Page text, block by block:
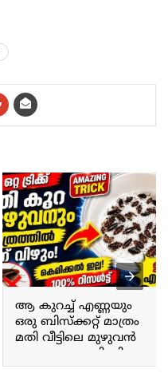
ആ കുറച്ച് എണ്ണയും
ഒരു ബിസ്ക്കറ്റ് മാത്രം
മതി വീട്ടിലെ മുഴുവൻ
പാറ്റയും പോയി കിട്ടും.
Just a little bit of that oil